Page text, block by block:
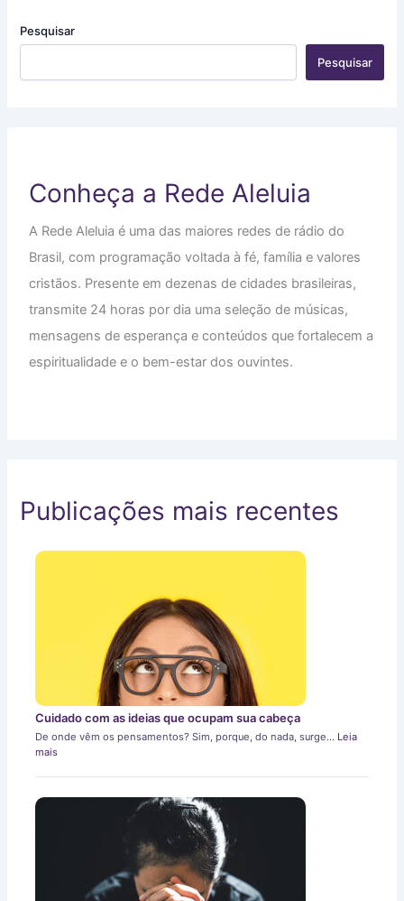
Pesquisar
Pesquisar
Conheça a Rede Aleluia
A Rede Aleluia é uma das maiores redes de rádio do
Brasil, com programação voltada à fé, família e valores
cristãos. Presente em dezenas de cidades brasileiras,
transmite 24 horas por dia uma seleção de músicas,
mensagens de esperança e conteúdos que fortalecem a
espiritualidade e o bem-estar dos ouvintes.
Publicações mais recentes
Cuidado com as ideias que ocupam sua cabeça
De onde vêm os pensamentos? Sim, porque, do nada, surge… Leia
mais